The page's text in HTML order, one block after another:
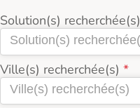
Solution(s) recherchée(s)
Ville(s) recherchée(s)